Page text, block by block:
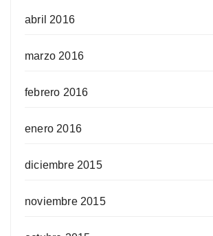
abril 2016
marzo 2016
febrero 2016
enero 2016
diciembre 2015
noviembre 2015